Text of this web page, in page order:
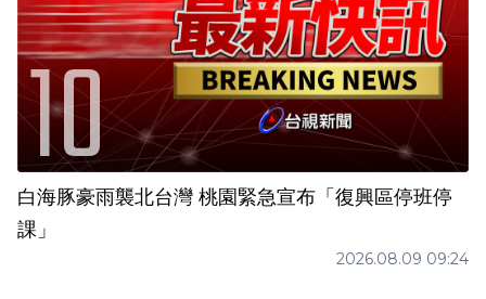
白海豚豪雨襲北台灣 桃園緊急宣布「復興區停班停
課」
2026.08.09 09:24